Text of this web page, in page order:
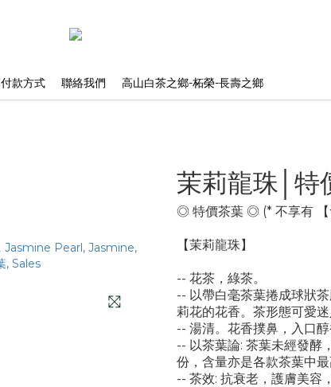
付款方式 聯絡我們 高山白茶之鄉-柘榮-長壽之鄉
茉莉龍珠│特
◎ 特價茶葉 ◎ (* 不享有 【
【茉莉龍珠】
-- 花茶，綠茶。
-- 以帶白毫茶葉捲成球狀
莉花的花香。茶形態可愛迷
-- 湯清。花香撲鼻，入口醇
-- 以茶葉論: 茶葉未經發酵
份，含量亦是各款茶葉中最
-- 茶效: 抗衰老，護膚美容